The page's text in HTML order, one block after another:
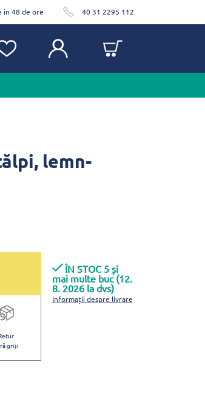
în 48 de ore 40 31 2295 112
lemn-
ÎN STOC 5 și
mai multe buc (12.
8. 2026 la dvs)
Informații despre livrare
griji